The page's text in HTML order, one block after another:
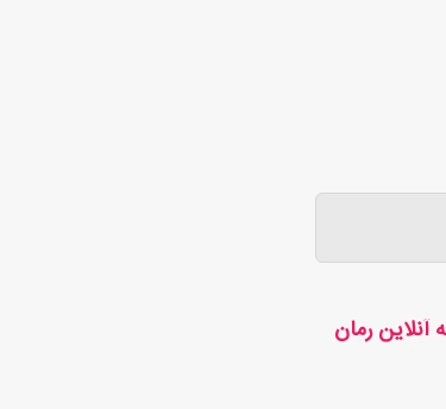
رمان